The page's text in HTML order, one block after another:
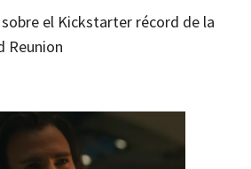
sobre el Kickstarter récord de la
Reunion